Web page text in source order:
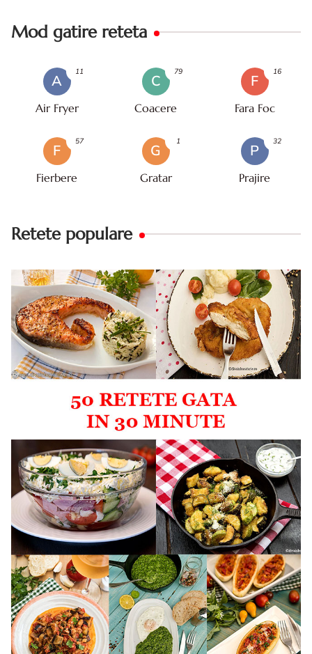
Mod gatire reteta
A
Air Fryer
11
C
Coacere
79
F
Fara Foc
16
F
Fierbere
57
G
Gratar
1
P
Prajire
32
Retete populare